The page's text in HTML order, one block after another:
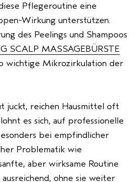
Pflegeroutine eine
Wirkung unterstützen.
des Peelings und Shampoos
SCALP MASSAGEBÜRSTE
wichtige Mikrozirkulation der
juckt, reichen Hausmittel oft
es sich, auf professionelle
bei empfindlicher
Problematik wie
aber wirksame Routine
ohne sie weiter